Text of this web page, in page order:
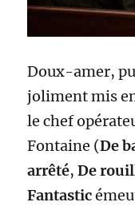
Doux-amer,
joliment mis
le chef
Fontaine (De
arrêté,De
Fantastic